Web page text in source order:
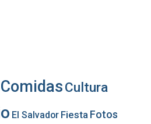
ComidasCultura
El Salvador Fiesta Fotos